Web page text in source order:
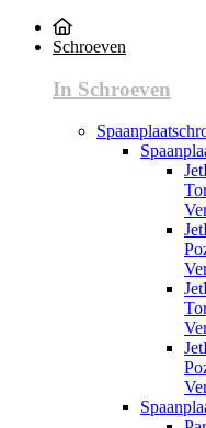
Schroeven
In Schroeven